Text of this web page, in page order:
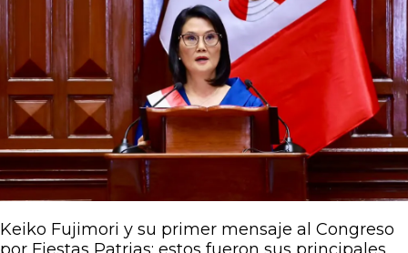
Keiko Fujimori y su primer mensaje al Congreso